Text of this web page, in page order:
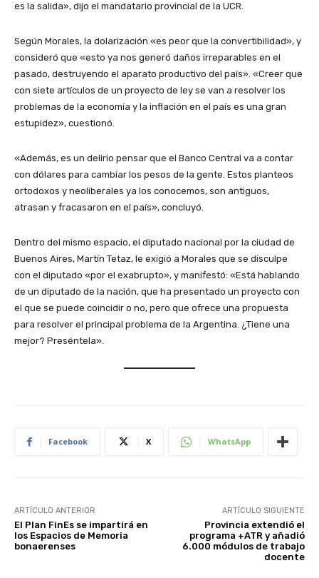
es la salida», dijo el mandatario provincial de la UCR.
Según Morales, la dolarización «es peor que la convertibilidad», y
consideró que «esto ya nos generó daños irreparables en el
pasado, destruyendo el aparato productivo del país». «Creer que
con siete artículos de un proyecto de ley se van a resolver los
problemas de la economía y la inflación en el país es una gran
estupidez», cuestionó.
«Además, es un delirio pensar que el Banco Central va a contar
con dólares para cambiar los pesos de la gente. Estos planteos
ortodoxos y neoliberales ya los conocemos, son antiguos,
atrasan y fracasaron en el país», concluyó.
Dentro del mismo espacio, el diputado nacional por la ciudad de
Buenos Aires, Martín Tetaz, le exigió a Morales que se disculpe
con el diputado «por el exabrupto», y manifestó: «Está hablando
de un diputado de la nación, que ha presentado un proyecto con
el que se puede coincidir o no, pero que ofrece una propuesta
para resolver el principal problema de la Argentina. ¿Tiene una
mejor? Preséntela».
Facebook X WhatsApp
ARTÍCULO ANTERIOR
El Plan FinEs se impartirá en
los Espacios de Memoria
bonaerenses
ARTÍCULO SIGUIENTE
Provincia extendió el
programa +ATR y añadió
6.000 módulos de trabajo
docente